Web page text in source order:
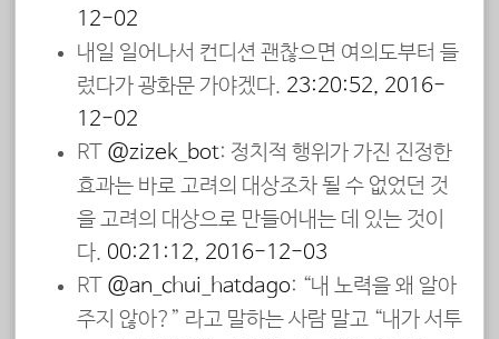
12-02
내일 일어나서 컨디션 괜찮으면 여의도부터 들
렀다가 광화문 가야겠다. 23:20:52, 2016-
12-02
RT @zizek_bot: 정치적 행위가 가진 진정한
효과는 바로 고려의 대상조차 될 수 없었던 것
을 고려의 대상으로 만들어내는 데 있는 것이
다. 00:21:12, 2016-12-03
RT @an_chui_hatdago: “내 노력을 왜 알아
주지 않아?” 라고 말하는 사람 말고 “내가 서투